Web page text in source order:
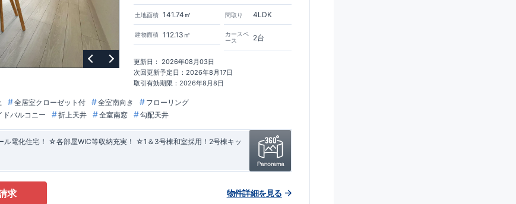
土地面積 141.74㎡
建物面積 112.13㎡
間取り 4LDK
カースペ
ース
2台
更新日： 2026年08月03日
次回更新予定日：2026年8月17日
取引有効期限：2026年8月8日
全居室クローゼット付 全室南向き
フローリング
ドバルコニー 折上天井 全室南窓 勾配天井
ル電化住宅！ ☆各部屋WIC等収納充実！ ☆1＆3号棟和室採用！2号棟キッ
求 物件詳細を見る